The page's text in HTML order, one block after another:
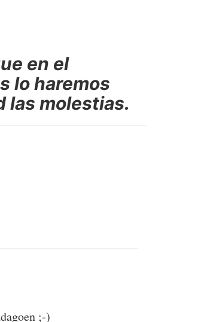
en el
lo haremos
las molestias.
;-)